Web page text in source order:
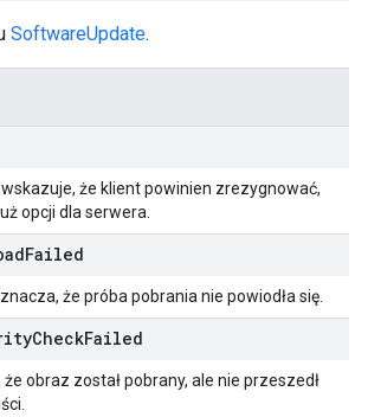
SoftwareUpdate.
że klient powinien zrezygnować,
opcji dla serwera.
Failed
że próba pobrania nie powiodła się.
CheckFailed
obraz został pobrany, ale nie przeszedł